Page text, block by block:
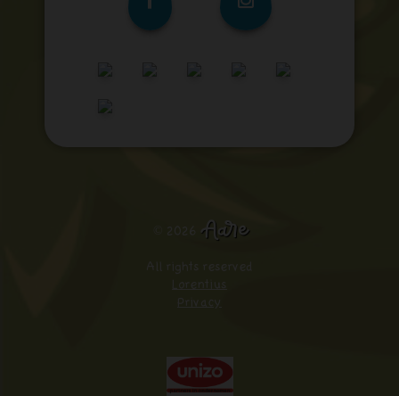
Aare